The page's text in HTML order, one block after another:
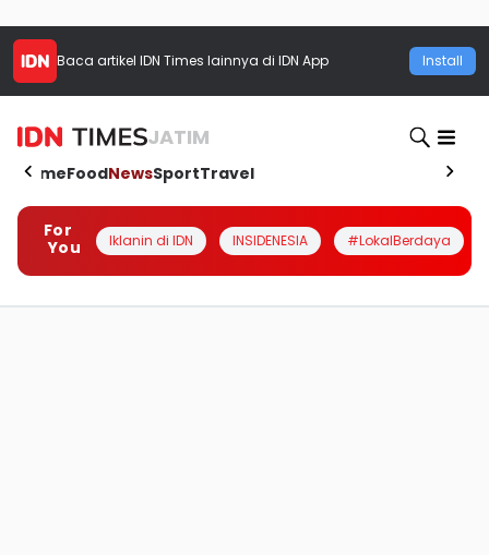
Baca artikel IDN Times lainnya di IDN App Install
JATIM
HomeFoodNewsSportTravel
For
You
Iklanin di IDN INSIDENESIA #LokalBerdaya